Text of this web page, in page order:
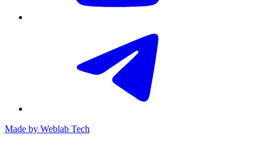
Made by Weblab Tech